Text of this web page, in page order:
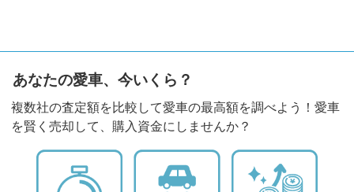
あなたの愛車、今いくら？
複数社の査定額を比較して愛車の最高額を調べよう！愛車
を賢く売却して、購入資金にしませんか？